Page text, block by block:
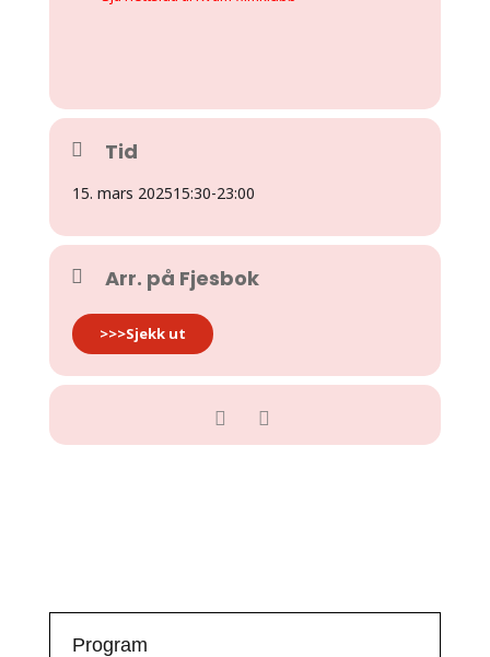
Tid
15. mars 202515:30-23:00
Arr. på Fjesbok
>>>Sjekk ut
Program